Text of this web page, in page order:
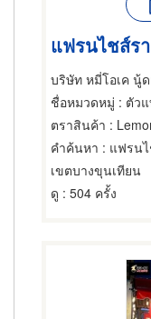
แฟรนไชส์ร
บริษัท หมี่โอเค นู้
ชื่อหมวดหมู่ : ตัว
ตราสินค้า :
คำค้นหา : แฟรน
เขตบางขุนเทียน
ดู : 504 ครั้ง